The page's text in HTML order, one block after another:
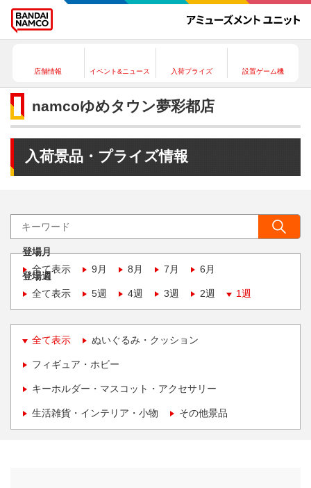
店舗情報 イベント&ニュース 入荷プライズ 設置ゲーム機
namcoゆめタウン夢彩都店
入荷景品・プライズ情報
登場月
全て表示
9月 8月 7月 6月
登場週
全て表示
5週 4週 3週 2週 1週
全て表示 ぬいぐるみ・クッション
フィギュア・ホビー
キーホルダー・マスコット・アクセサリー
生活雑貨・インテリア・小物 その他景品